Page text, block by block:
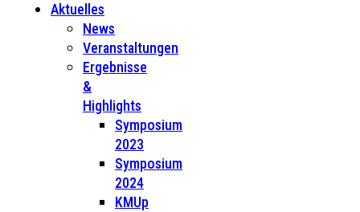
Aktuelles
News
Veranstaltungen
Ergebnisse
&
Highlights
Symposium
2023
Symposium
2024
KMUp